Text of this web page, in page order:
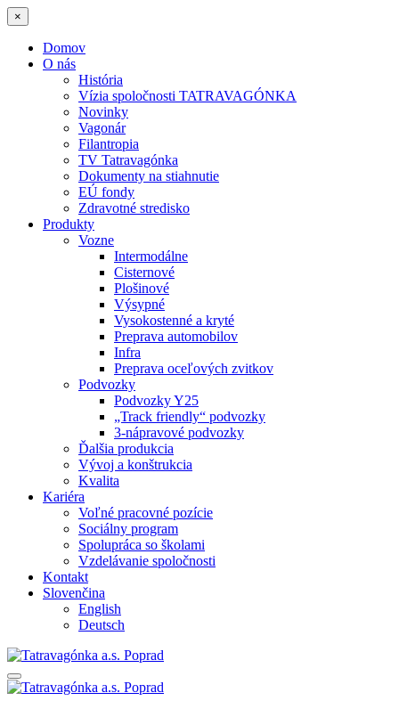
×
Domov
O nás
História
Vízia spoločnosti TATRAVAGÓNKA
Novinky
Vagonár
Filantropia
TV Tatravagónka
Dokumenty na stiahnutie
EÚ fondy
Zdravotné stredisko
Produkty
Vozne
Intermodálne
Cisternové
Plošinové
Výsypné
Vysokostenné a kryté
Preprava automobilov
Infra
Preprava oceľových zvitkov
Podvozky
Podvozky Y25
„Track friendly“ podvozky
3-nápravové podvozky
Ďalšia produkcia
Vývoj a konštrukcia
Kvalita
Kariéra
Voľné pracovné pozície
Sociálny program
Spolupráca so školami
Vzdelávanie spoločnosti
Kontakt
Slovenčina
English
Deutsch